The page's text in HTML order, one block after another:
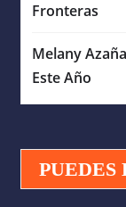
Fronteras
Melany
Este Año
PUEDES